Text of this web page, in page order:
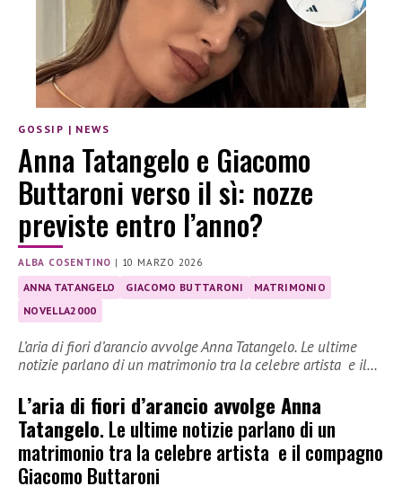
GOSSIP | NEWS
Anna Tatangelo e Giacomo
Buttaroni verso il sì: nozze
previste entro l’anno?
ALBA COSENTINO | 10 MARZO 2026
ANNA TATANGELO GIACOMO BUTTARONI
MATRIMONIO
NOVELLA2000
L’aria di fiori d’arancio avvolge Anna Tatangelo. Le ultime
notizie parlano di un matrimonio tra la celebre artista e il…
L’aria di fiori d’arancio avvolge Anna
Tatangelo. Le ultime notizie parlano di un
matrimonio tra la celebre artista e il compagno
Giacomo Buttaroni